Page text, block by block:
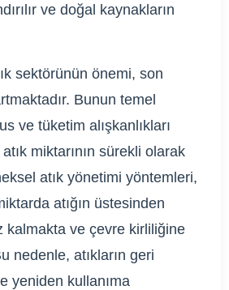
ve doğal kaynakların
sektörünün önemi, son
Bunun temel
ve tüketim alışkanlıkları
miktarının sürekli olarak
atık yönetimi yöntemleri,
atığın üstesinden
kalmakta ve çevre kirliliğine
nedenle, atıkların geri
yeniden kullanıma